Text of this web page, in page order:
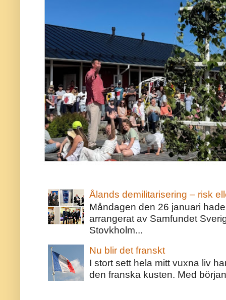
Ålands demilitarisering – risk
Måndagen den 26 januari
arrangerat av Samfundet
Stovkholm...
Nu blir det franskt
I stort sett hela mitt vuxna liv
den franska kusten. Med